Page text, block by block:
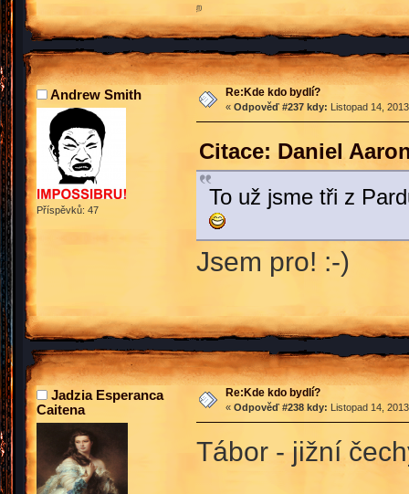
ற
Andrew Smith
Příspěvků: 47
Re:Kde kdo bydlí?
« Odpověď #237 kdy: Listopad 14,
Citace: Daniel
To už jsme tři z
Jsem pro! :-)
Jadzia Esperanca
Caitena
Re:Kde kdo bydlí?
« Odpověď #238 kdy: Listopad 14,
Tábor - jižní